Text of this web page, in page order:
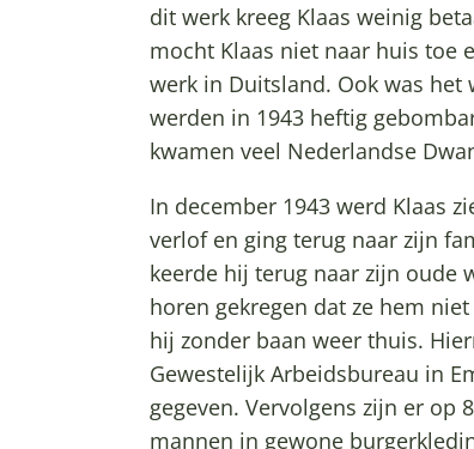
dit werk kreeg Klaas weinig
mocht Klaas niet naar huis toe
werk in Duitsland. Ook was het
werden in 1943 heftig
kwamen veel Nederlandse
In december 1943 werd Klaas
verlof en ging terug naar zijn
keerde hij terug naar zijn oude
horen gekregen dat ze hem
hij zonder baan weer thuis.
Gewestelijk Arbeidsbureau in
gegeven. Vervolgens zijn er op
mannen in gewone